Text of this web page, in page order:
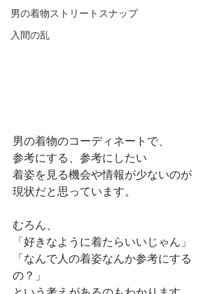
男の着物ストリートスナップ
入間の乱
男の着物のコーディネートで、
参考にする、参考にしたい
着姿を見る機会や情報が少ないのが
現状だと思っています。
むろん、
「好きなように着たらいいじゃん」
「なんで人の着姿なんか参考にする
の？」